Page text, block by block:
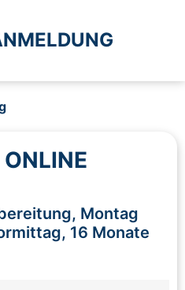
Montag
16 Monate